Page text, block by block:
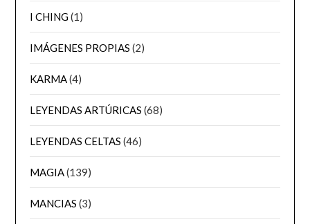
I CHING(1)
IMÁGENES PROPIAS (2)
KARMA(4)
LEYENDAS ARTÚRICAS (68)
LEYENDAS CELTAS (46)
MAGIA(139)
MANCIAS (3)